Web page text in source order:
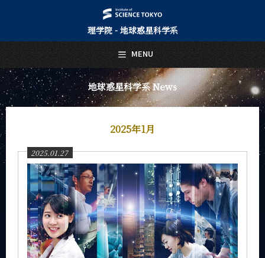
理学院 - 地球惑星科学系
地球惑星科学系 News
2025年1月
2025.01.27
MENU
日本語 English
トップページ
Top Page
地球惑星科学系について
About Us
教員・研究室
Faculty and Laboratories
未来
Future
入学案内
Admissions